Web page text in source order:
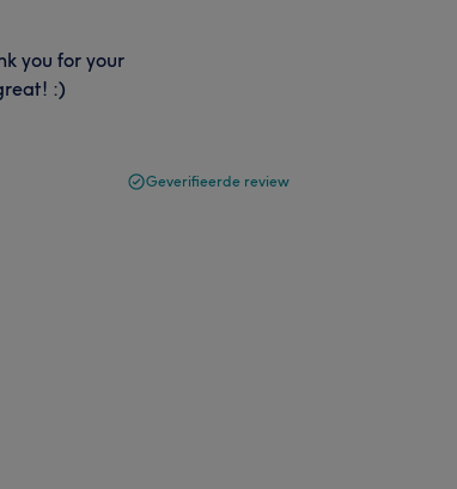
you for your
:)
Geverifieerde review